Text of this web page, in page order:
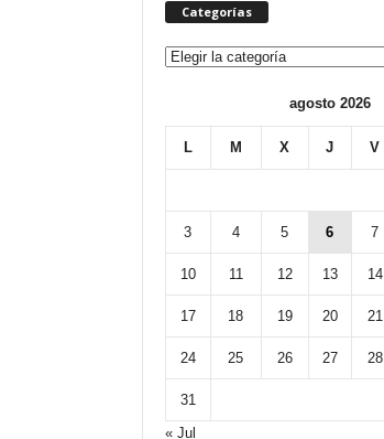
Categorías
Categorías
agosto 2026
L M X J V
3 4 5 6 7
10 11 12 13 14
17 18 19 20 21
24 25 26 27 28
31
« Jul